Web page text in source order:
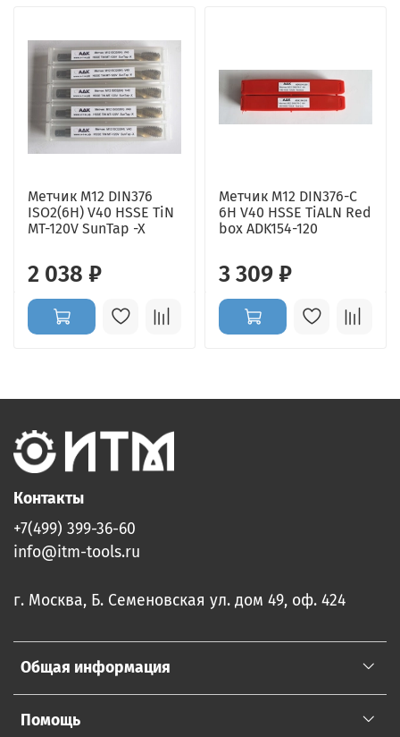
Метчик M12 DIN376
ISO2(6H) V40 HSSE TiN
MT-120V SunTap -X
2 038 ₽
Метчик М12 DIN376-С
6H V40 HSSE TiALN Red
box ADK154-120
3 309 ₽
Общая информация
Помощь
Контакты
+7(499) 399-36-60
info@itm-tools.ru
г. Москва, Б. Семеновская ул. дом 49, оф. 424